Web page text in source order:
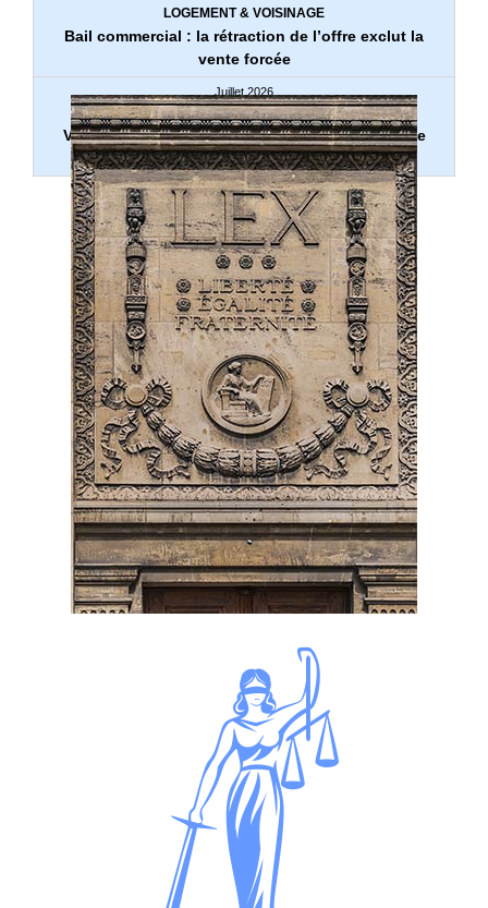
LOGEMENT & VOISINAGE
Bail commercial : la rétraction de l’offre exclut la
vente forcée
Juillet 2026
DIVORCE & SÉPARATION
Virement d’un compte personnel vers un compte
joint : récompense ou non ?